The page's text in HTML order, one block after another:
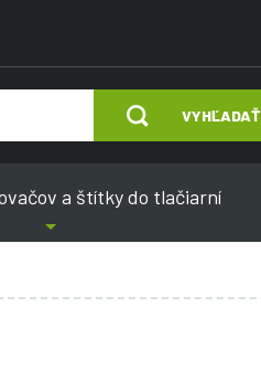
VYHĽADAŤ
a štítky do tlačiarní